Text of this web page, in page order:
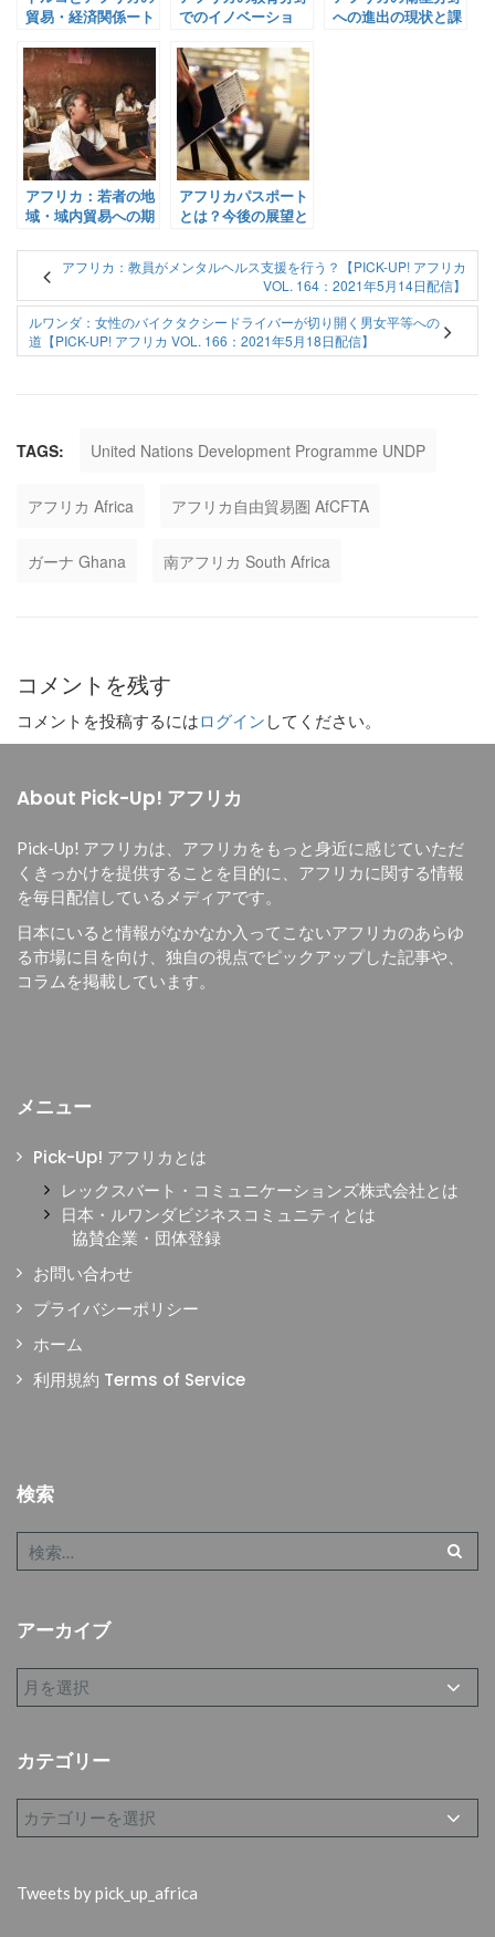
貿易・経済関係ート
ジネスフォーラムの
開催ー【Pick-Up!
アフリカ Vol. 236：
2021年11月11日配
信】
でのイノベーショ
組みと注目の
Edtech企業をご紹
介【Pick-Up! アフ
リカ Vol. 222：2021
年10月6日配信】
への進出の現状と課
アフリカ：若者の地
域・域内貿易への期
リカ Vol. 229：2021
年10月26日配信】
アフリカパスポート
とは？今後の展望と
2063シリーズ 第三
弾）【Pick-Up! ア
フリカ Vol. 1：2023
年2月14日配信】
アフリカ：教員がメンタルヘルス支援を行う？【PICK-UP! アフリカ
VOL. 164：2021年5月14日配信】
ルワンダ：女性のバイクタクシードライバーが切り開く男女平等への
道【PICK-UP! アフリカ VOL. 166：2021年5月18日配信】
TAGS: United Nations Development Programme UNDP
アフリカ Africa アフリカ自由貿易圏 AfCFTA
ガーナ Ghana 南アフリカ South Africa
コメントを残す
コメントを投稿するにはログイン してください。
About Pick-Up! アフリカ
Pick-Up! アフリカは、 アフリカをもっと身近に感じていただ
くきっかけを提供することを目的に、 アフリカに関する情報
を毎日配信しているメディアです。
日本にいると情報がなかなか入ってこないアフリカのあらゆ
る市場に目を向け、独自の視点でピックアップした記事や、
コラムを掲載しています。
メニュー
Pick-Up! アフリカとは
レックスバート・コミュニケーションズ株式会社とは
日本・ルワンダビジネスコミュニティとは
協賛企業・団体登録
お問い合わせ
プライバシーポリシー
ホーム
利用規約 Terms of Service
検索
アーカイブ
カテゴリー
Tweets by pick_up_africa